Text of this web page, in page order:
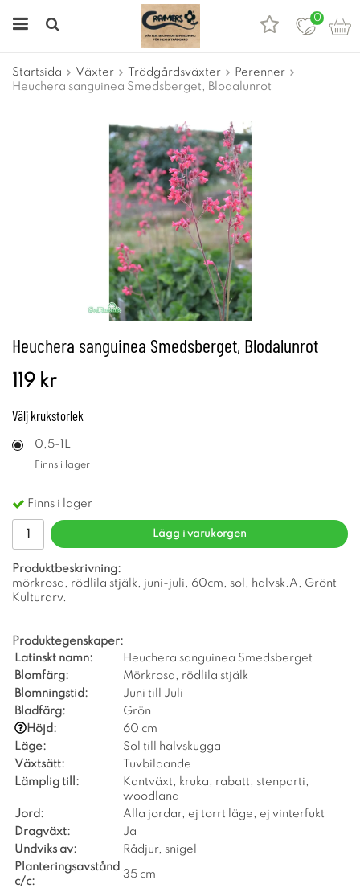
0
Startsida Växter Trädgårdsväxter
Perenner
Heuchera sanguinea Smedsberget, Blodalunrot
Heuchera sanguinea Smedsberget, Blodalunrot
119 kr
Välj krukstorlek
0,5-1L
Finns i lager
Finns i lager
Lägg i varukorgen
Produktbeskrivning:
mörkrosa, rödlila stjälk, juni-juli, 60cm, sol, halvsk.A, Grönt
Kulturarv.
Produktegenskaper:
Latinskt namn:
Heuchera sanguinea Smedsberget
Blomfärg:
Mörkrosa, rödlila stjälk
Blomningstid:
Juni till Juli
Bladfärg:
Grön
Höjd:
60 cm
Läge:
Sol till halvskugga
Växtsätt:
Tuvbildande
Lämplig till:
Kantväxt, kruka, rabatt, stenparti,
woodland
Jord:
Alla jordar, ej torrt läge, ej vinterfukt
Dragväxt:
Ja
Undviks av:
Rådjur, snigel
Planteringsavstånd
c/c:
35 cm